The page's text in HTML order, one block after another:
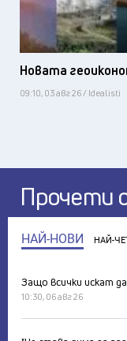
Новата
09:10, 03 авг 26 / Idealisti
Прочети
НАЙ-НОВИ НАЙ-
Защо всички искат
10:30, 06 авг 26